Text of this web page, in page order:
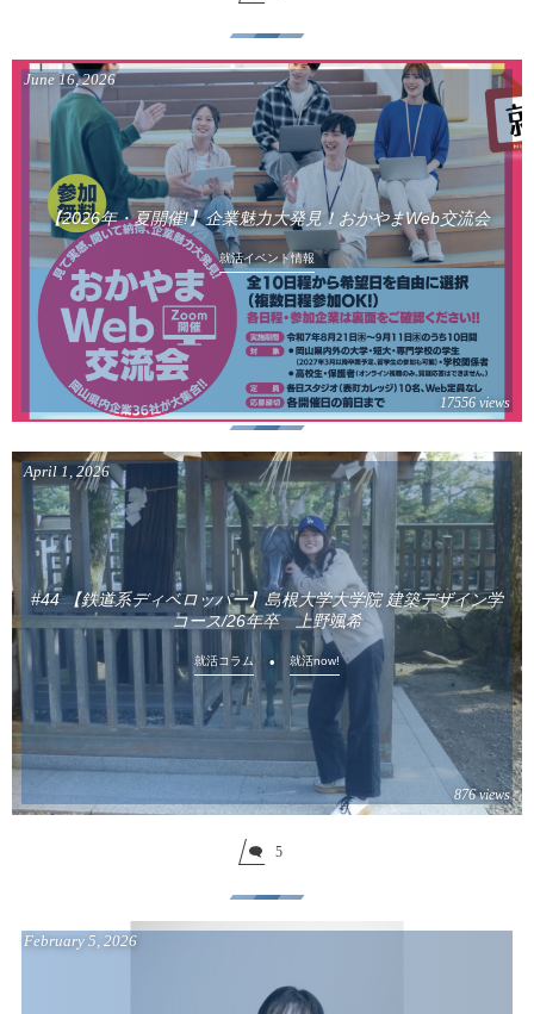
【2026年・夏開催!】企業魅力大発見！おかやまWeb交流会
June 16,2026
就活イベント情報
17556 views
#44 【鉄道系ディベロッパー】島根大学大学院 建築デザイン学
コース/26年卒 上野颯希
April 1 , 2026
就活コラム 就活now!
876 views
5
February 5, 2026